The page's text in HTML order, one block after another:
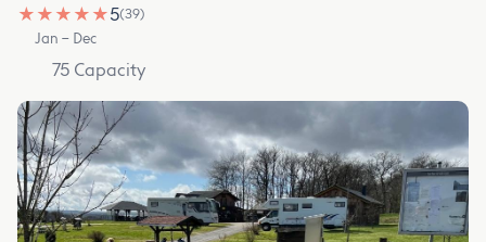
★ ★ ★ ★ ★5(39)
Jan – Dec
75 Capacity